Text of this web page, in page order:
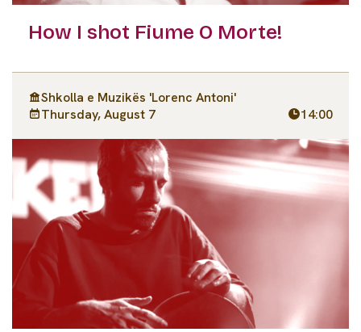
How I shot Fiume O Morte!
Shkolla e Muzikës 'Lorenc Antoni'
Thursday, August 7
14:00